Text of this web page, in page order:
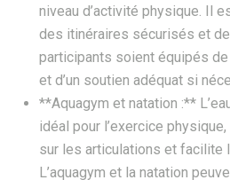
niveau d’activité physique. Il
des itinéraires sécurisés et
participants soient équipés
et d’un soutien adéquat si
**Aquagym et natation :**
idéal pour l’exercice
sur les articulations et facilite
L’aquagym et la natation